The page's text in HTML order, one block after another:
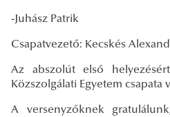
-Juhász Patrik
Csapatvezető: Kecskés
Az abszolút első
Közszolgálati Egyetem csapata
A versenyzőknek